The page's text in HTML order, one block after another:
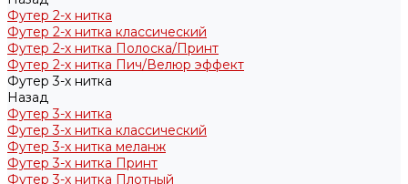
Футер 2-х нитка
Футер 2-х нитка классический
Футер 2-х нитка Полоска/Принт
Футер 2-х нитка Пич/Велюр эффект
Футер 3-х нитка
Назад
Футер 3-х нитка
Футер 3-х нитка классический
Футер 3-х нитка меланж
Футер 3-х нитка Принт
Футер 3-х нитка Плотный